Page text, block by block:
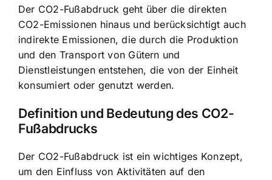
Der CO2-Fußabdruck geht über die direkten
CO2-Emissionen hinaus und berücksichtigt auch
indirekte Emissionen, die durch die Produktion
und den Transport von Gütern und
Dienstleistungen entstehen, die von der Einheit
konsumiert oder genutzt werden.
Definition und Bedeutung des CO2-
Fußabdrucks
Der CO2-Fußabdruck ist ein wichtiges Konzept,
um den Einfluss von Aktivitäten auf den